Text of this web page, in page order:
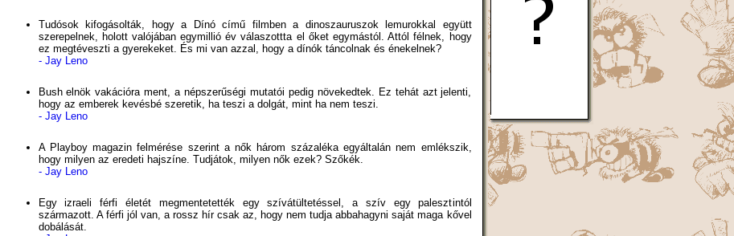
Tudósok kifogásolták, hogy a Dínó című filmben a dinoszauruszok lemurokkal együtt
szerepelnek, holott valójában egymillió év válaszottta el őket egymástól. Attól félnek, hogy
ez megtéveszti a gyerekeket. És mi van azzal, hogy a dínók táncolnak és énekelnek?
- Jay Leno
Bush elnök vakációra ment, a népszerűségi mutatói pedig növekedtek. Ez tehát azt jelenti,
hogy az emberek kevésbé szeretik, ha teszi a dolgát, mint ha nem teszi.
- Jay Leno
A Playboy magazin felmérése szerint a nők három százaléka egyáltalán nem emlékszik,
hogy milyen az eredeti hajszíne. Tudjátok, milyen nők ezek? Szőkék.
- Jay Leno
Egy izraeli férfi életét megmentetették egy szívátültetéssel, a szív egy palesztintól
származott. A férfi jól van, a rossz hír csak az, hogy nem tudja abbahagyni saját maga kővel
dobálását.